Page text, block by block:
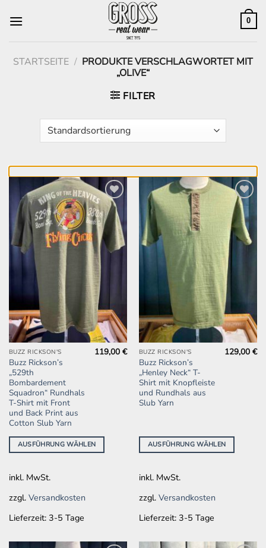
Inhalt
0
STARTSEITE / PRODUKTE VERSCHLAGWORTET MIT
„OLIVE“
FILTER
Zur
Wunschliste
hinzufügen
BUZZ RICKSON'S
Buzz Rickson’s
„529th
Bombardement
Squadron“ Rundhals
T-Shirt mit Front
und Back Print aus
Cotton Slub Yarn
119,00€
AUSFÜHRUNG WÄHLEN
Dieses
Produkt
weist
mehrere
Varianten
auf.
Die
Optionen
können
der
gewählt
werden
inkl. MwSt.
zzgl. Versandkosten
Lieferzeit: 3-5 Tage
Zur
Wunschliste
hinzufügen
BUZZ RICKSON'S
Buzz Rickson’s
„Henley Neck“ T-
Shirt mit Knopfleiste
und Rundhals aus
Slub Yarn
129,00€
AUSFÜHRUNG WÄHLEN
Dieses
Produkt
weist
mehrere
Varianten
Optionen
können
der
gewählt
werden
inkl. MwSt.
zzgl. Versandkosten
Lieferzeit: 3-5 Tage